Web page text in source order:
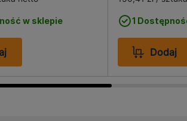
w sklepie 1
Dodaj